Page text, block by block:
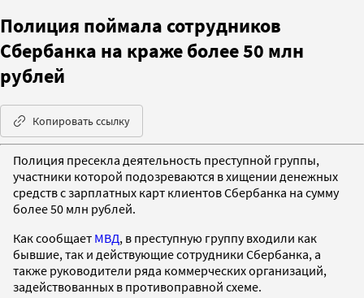
Полиция поймала сотрудников
Сбербанка на краже более 50 млн
рублей
Копировать ссылку
Полиция пресекла деятельность преступной группы,
участники которой подозреваются в хищении денежных
средств с зарплатных карт клиентов Сбербанка на сумму
более 50 млн рублей.
Как сообщает МВД, в преступную группу входили как
бывшие, так и действующие сотрудники Сбербанка, а
также руководители ряда коммерческих организаций,
задействованных в противоправной схеме.